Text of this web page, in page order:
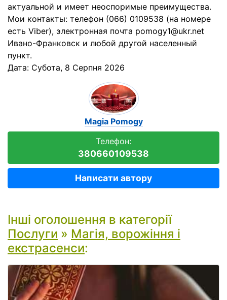
актуальной и имеет неоспоримые преимущества.
Мои контакты: телефон (066) 0109538 (на номере
есть Viber), электронная почта pomogy1@ukr.net
Ивано-Франковск и любой другой населенный
пункт.
Дата: Субота, 8 Серпня 2026
Magia Pomogy
Телефон:
380660109538
Написати автору
Інші оголошення в категорії
Послуги » Магія, ворожіння і
екстрасенси: